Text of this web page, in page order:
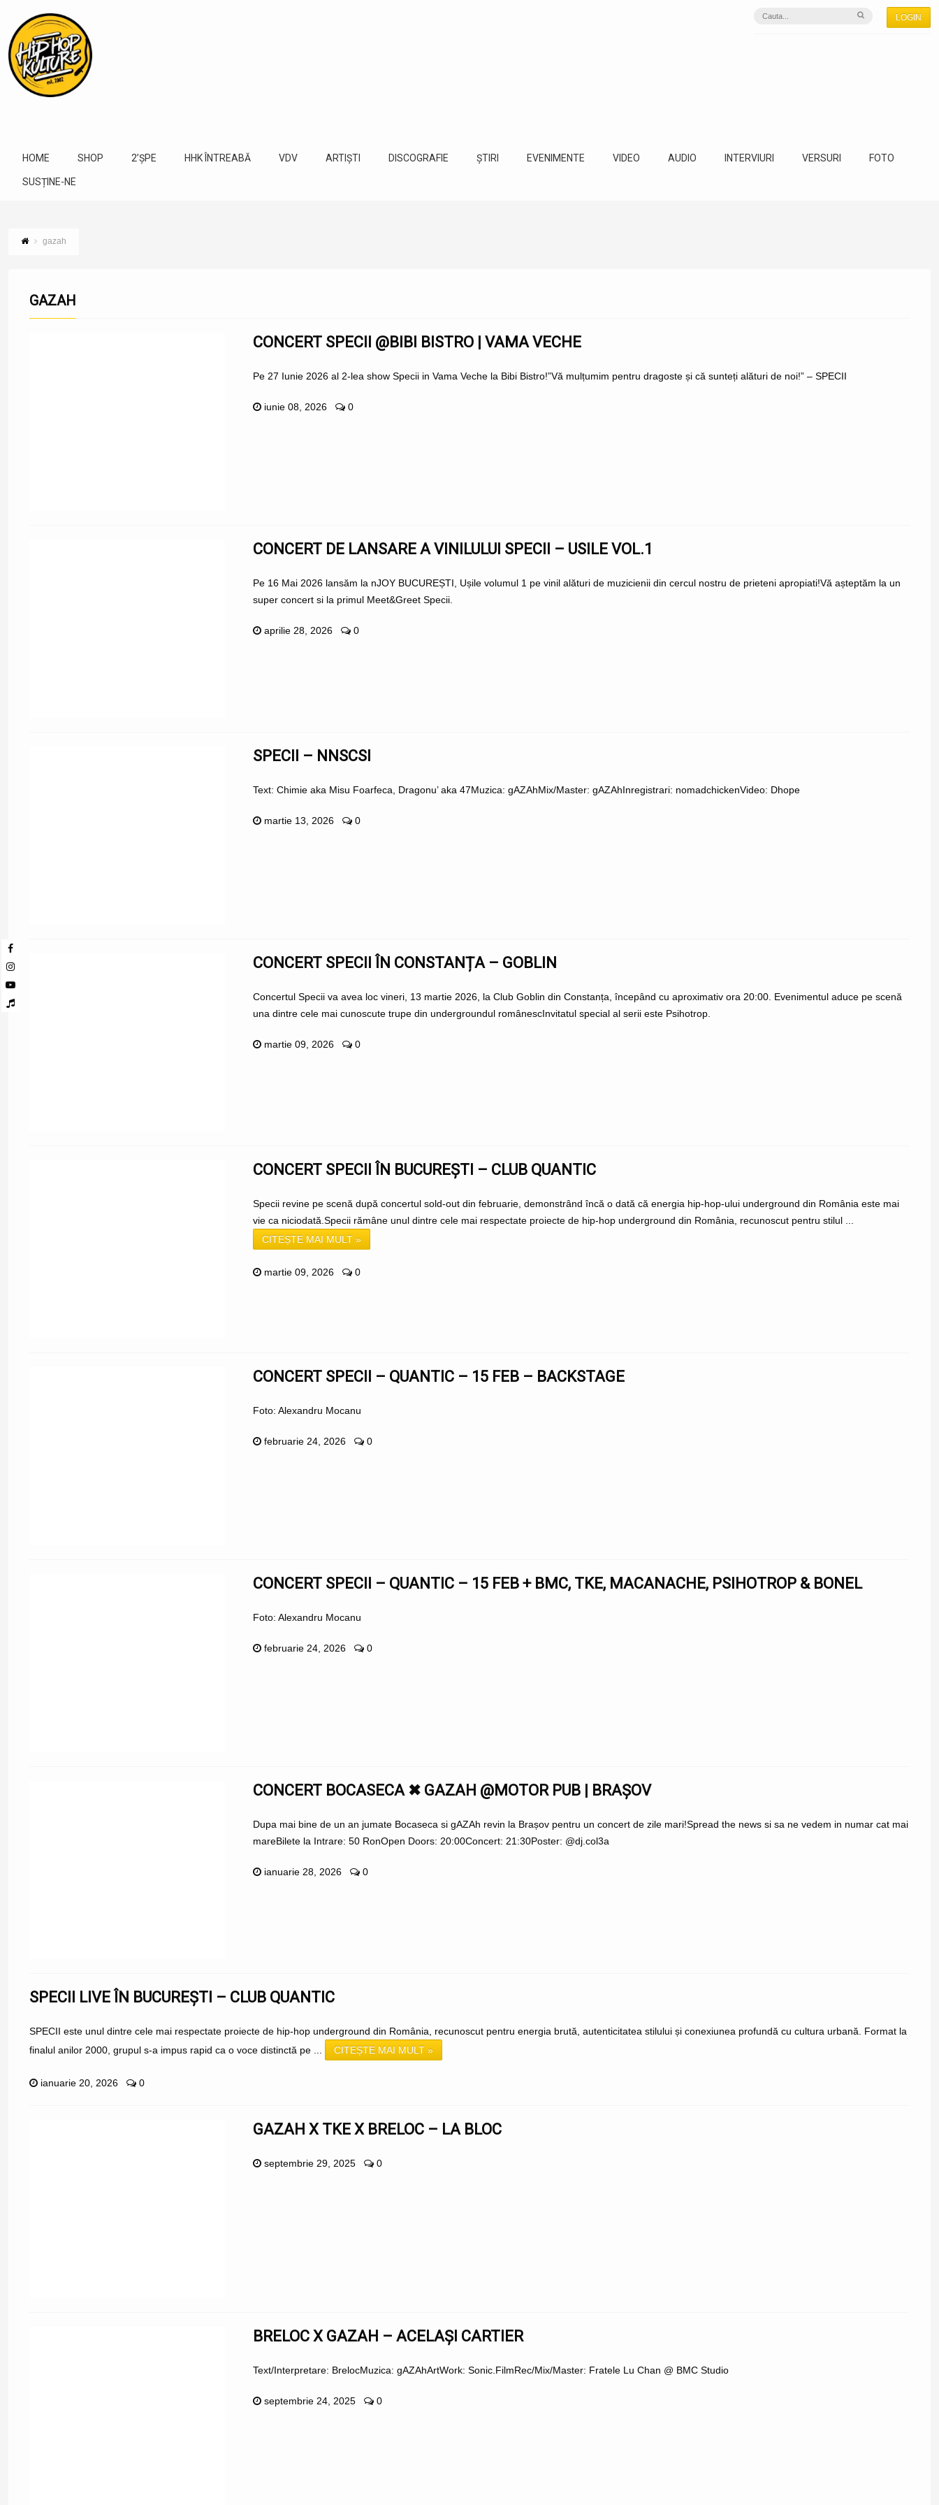
LOGIN
HOME SHOP 2’ȘPE HHK ÎNTREABĂ VDV ARTIȘTI DISCOGRAFIE ȘTIRI EVENIMENTE VIDEO AUDIO INTERVIURI VERSURI FOTO
SUSȚINE-NE
gazah
GAZAH
CONCERT SPECII @BIBI BISTRO | VAMA VECHE
Pe 27 Iunie 2026 al 2-lea show Specii in Vama Veche la Bibi Bistro!”Vă mulțumim pentru dragoste și că sunteți alături de noi!” – SPECII
iunie 08, 2026 0
CONCERT DE LANSARE A VINILULUI SPECII – USILE VOL.1
Pe 16 Mai 2026 lansăm la nJOY BUCUREȘTI, Ușile volumul 1 pe vinil alături de muzicienii din cercul nostru de prieteni apropiati!Vă așteptăm la un
super concert si la primul Meet&Greet Specii.
aprilie 28, 2026 0
SPECII – NNSCSI
Text: Chimie aka Misu Foarfeca, Dragonu’ aka 47Muzica: gAZAhMix/Master: gAZAhInregistrari: nomadchickenVideo: Dhope
martie 13, 2026 0
CONCERT SPECII ÎN CONSTANȚA – GOBLIN
Concertul Specii va avea loc vineri, 13 martie 2026, la Club Goblin din Constanța, începând cu aproximativ ora 20:00. Evenimentul aduce pe scenă
una dintre cele mai cunoscute trupe din undergroundul românescInvitatul special al serii este Psihotrop.
martie 09, 2026 0
CONCERT SPECII ÎN BUCUREȘTI – CLUB QUANTIC
Specii revine pe scenă după concertul sold-out din februarie, demonstrând încă o dată că energia hip-hop-ului underground din România este mai
vie ca niciodată.Specii rămâne unul dintre cele mai respectate proiecte de hip-hop underground din România, recunoscut pentru stilul ...
CITEȘTE MAI MULT »
martie 09, 2026 0
CONCERT SPECII – QUANTIC – 15 FEB – BACKSTAGE
Foto: Alexandru Mocanu
februarie 24, 2026 0
CONCERT SPECII – QUANTIC – 15 FEB + BMC, TKE, MACANACHE, PSIHOTROP & BONEL
Foto: Alexandru Mocanu
februarie 24, 2026 0
CONCERT BOCASECA ✖ GAZAH @MOTOR PUB | BRAȘOV
Dupa mai bine de un an jumate Bocaseca si gAZAh revin la Brașov pentru un concert de zile mari!Spread the news si sa ne vedem in numar cat mai
mareBilete la Intrare: 50 RonOpen Doors: 20:00Concert: 21:30Poster: @dj.col3a
ianuarie 28, 2026 0
SPECII LIVE ÎN BUCUREȘTI – CLUB QUANTIC
SPECII este unul dintre cele mai respectate proiecte de hip-hop underground din România, recunoscut pentru energia brută, autenticitatea stilului și conexiunea profundă cu cultura urbană. Format la
finalul anilor 2000, grupul s-a impus rapid ca o voce distinctă pe ...
CITEȘTE MAI MULT »
ianuarie 20, 2026 0
GAZAH X TKE X BRELOC – LA BLOC
septembrie 29, 2025 0
BRELOC X GAZAH – ACELAȘI CARTIER
Text/Interpretare: BrelocMuzica: gAZAhArtWork: Sonic.FilmRec/Mix/Master: Fratele Lu Chan @ BMC Studio
septembrie 24, 2025 0